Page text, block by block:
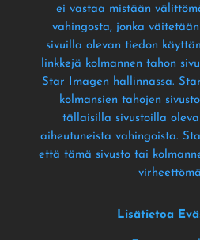
ei vastaa mistään
vahingosta, jonka
sivuilla olevan tiedon
linkkejä kolmannen tahon
Star Imagen hallinnassa.
kolmansien tahojen
tällaisilla sivustoilla
aiheutuneista vahingoista.
että tämä sivusto tai
Lisätietoa